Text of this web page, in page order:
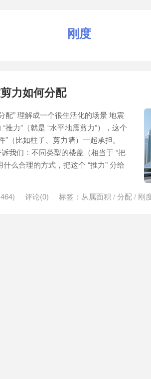
刚度
力如何分配
配” 理解成一个很生活化的场景 地震
力”（就是 “水平地震剪力”），这个
（比如柱子、剪力墙）一起承担。
我们：不同类型的楼盖（相当于 “把
么合理的方式，把这个 “推力” 分给
评论(0) 标签： 从属面积 /分配/ 刚